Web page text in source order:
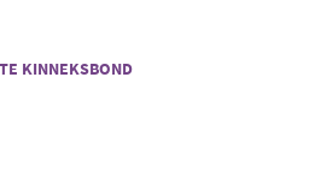
KINNEKSBOND